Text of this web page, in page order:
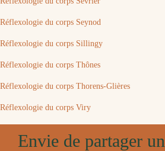
Réflexologie du corps Seynod
Réflexologie du corps Sillingy
Réflexologie du corps Thônes
Réflexologie du corps Thorens-Glières
Réflexologie du corps Viry
Envie de partager